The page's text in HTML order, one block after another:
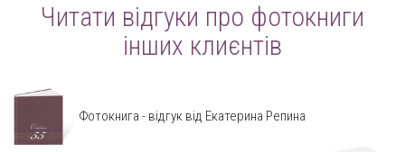
Читати відгуки про фотокниги
інших клиєнтів
Фотокнига - відгук від Екатерина Репина